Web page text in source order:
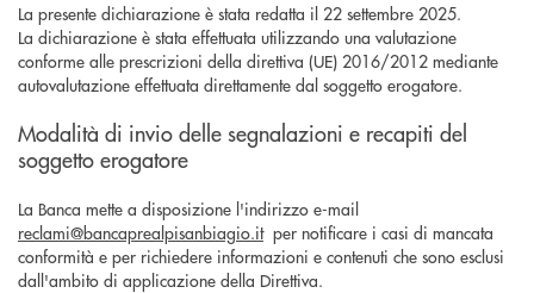
La presente dichiarazione è stata redatta il 22 settembre 2025.
La dichiarazione è stata effettuata utilizzando una valutazione
conforme alle prescrizioni della direttiva (UE) 2016/2012 mediante
autovalutazione effettuata direttamente dal soggetto erogatore.
Modalità di invio delle segnalazioni e recapiti del
soggetto erogatore
La Banca mette a disposizione l'indirizzo e-mail
reclami@bancaprealpisanbiagio.itper notificare i casi di mancata
conformità e per richiedere informazioni e contenuti che sono esclusi
dall'ambito di applicazione della Direttiva.